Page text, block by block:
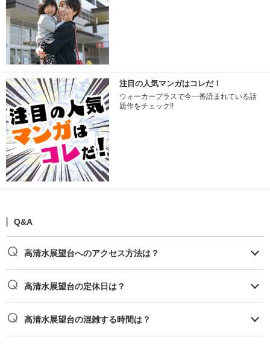
注目の人気マンガはコレだ！
ウォーカープラスで今一番読まれている話
題作をチェック!!
Q&A
高清水展望台へのアクセス方法は？
高清水展望台の定休日は？
高清水展望台の混雑する時間は？